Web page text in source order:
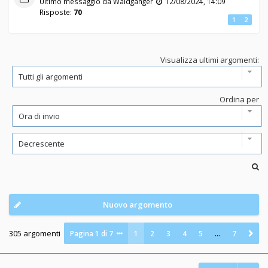
Risposte: 70
1 2
Visualizza ultimi argomenti:
Ordina per
Nuovo argomento
305 argomenti Pagina1 di 7 1 2 3 4 5 … 7